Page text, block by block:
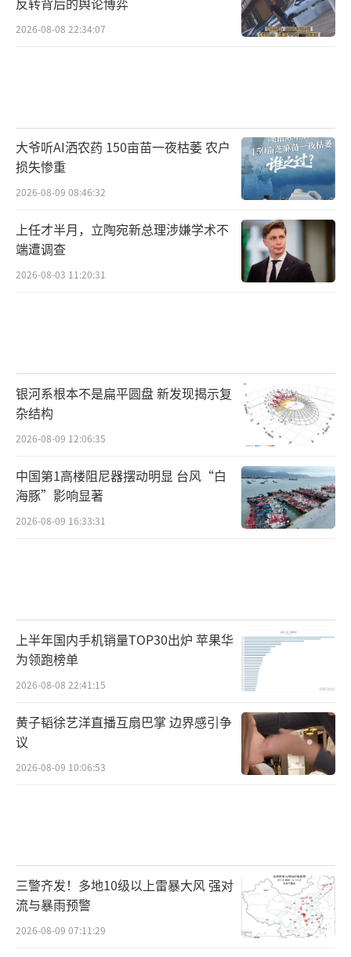
2026-08-08 22:34:07
大爷听AI洒农药 150亩苗一夜枯萎 农户
损失惨重
2026-08-09 08:46:32
上任才半月，立陶宛新总理涉嫌学术不
端遭调查
2026-08-03 11:20:31
银河系根本不是扁平圆盘 新发现揭示复
杂结构
2026-08-09 12:06:35
中国第1高楼阻尼器摆动明显 台风“白
海豚”影响显著
2026-08-09 16:33:31
上半年国内手机销量TOP30出炉 苹果华
为领跑榜单
2026-08-08 22:41:15
黄子韬徐艺洋直播互扇巴掌 边界感引争
议
2026-08-09 10:06:53
三警齐发！多地10级以上雷暴大风 强对
流与暴雨预警
2026-08-09 07:11:29